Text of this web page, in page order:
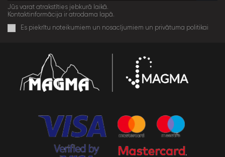
Jūs varat atrakstīties jebkurā laikā.
Kontaktinformācija ir atrodama lapā.
Es piekrītu noteikumiem un nosacījumiem un privātuma politikai